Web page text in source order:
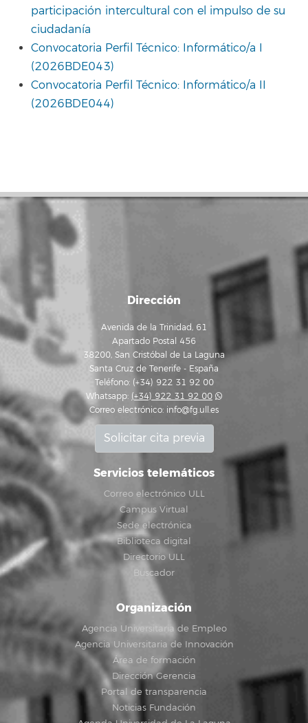
participación intercultural con el impulso de su
ciudadanía
Convocatoria Perfil Técnico: Informático/a I
(2026BDE043)
Convocatoria Perfil Técnico: Informático/a II
(2026BDE044)
Dirección
Avenida de la Trinidad, 61
Apartado Postal 456
38200, San Cristóbal de La Laguna
Santa Cruz de Tenerife - España
Teléfono: (+34) 922 31 92 00
Whatsapp: (+34) 922 31 92 00
Correo electrónico: info@fg.ull.es
Solicitar cita previa
Servicios telemáticos
Correo electrónico ULL
Campus Virtual
Sede electrónica
Biblioteca digital
Directorio ULL
Buscador
Organización
Agencia Universitaria de Empleo
Agencia Universitaria de Innovación
Área de formación
Dirección Gerencia
Portal de transparencia
Noticias Fundación